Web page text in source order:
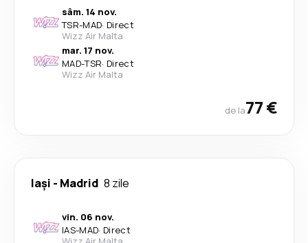
sâm. 14 nov.
TSR-MAD· Direct
Wizz Air Malta
mar. 17 nov.
MAD-TSR· Direct
Wizz Air Malta
de la77 €
Iași - Madrid 8 zile
vin. 06 nov.
IAS-MAD· Direct